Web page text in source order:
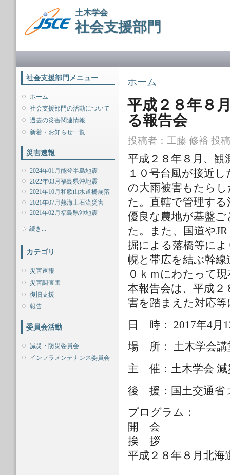
動
土木学会
社会支援部門
社会支援部門メニュー
ホーム
社会支援部門の活動について
過去の災害関連情報
新着・お知らせ一覧
災害速報
2024年01月能登半島地震
2022年03月福島県沖地震
2021年10月和歌山水道橋崩落
2021年07月熱海土石流災害
2021年02月福島県沖地震
表示
続き...
カテゴリ
災害速報
災害調査団
復旧支援
報告
委員会活動
減災・防災委員会
インフラメンテナンス委員会
現在地
ホーム
平成２８年８
る報告会
投稿者： 工藤 修裕 投
平成２８年８月、
１０号台風が接近
の大雨被害もたら
た。直轄で管理す
優良な農地が基盤
た。また、国道や
掘による落橋等に
幌と帯広を結ぶ幹
０ｋｍにわたって
本報告会は、平成２
害を踏まえた対応
日 時： 2017年4月
場 所： 土木学会講
主 催：土木学会 減
後 援：国土交通省
プログラム：
開 会
挨 拶
平成２８年８月北